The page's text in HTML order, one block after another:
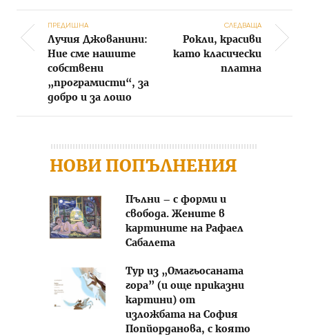
Post navigation
ПРЕДИШНА
Лучия Джованини:
Ние сме нашите
собствени
„програмисти“, за
добро и за лошо
СЛЕДВАЩА
Рокли, красиви
като класически
платна
НОВИ ПОПЪЛНЕНИЯ
Пълни – с форми и
свобода. Жените в
картините на Рафаел
Сабалета
Тур из „Омагьосаната
гора” (и още приказни
картини) от
изложбата на София
Попйорданова, с която